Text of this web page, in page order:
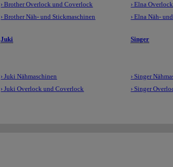
› Brother Overlock und Coverlock
› Brother Näh- und Stickmaschinen
› Elna
› Elna Näh-
Juki
› Juki Nähmaschinen
› Juki Overlock und Coverlock
Singer
› Singer
› Singer